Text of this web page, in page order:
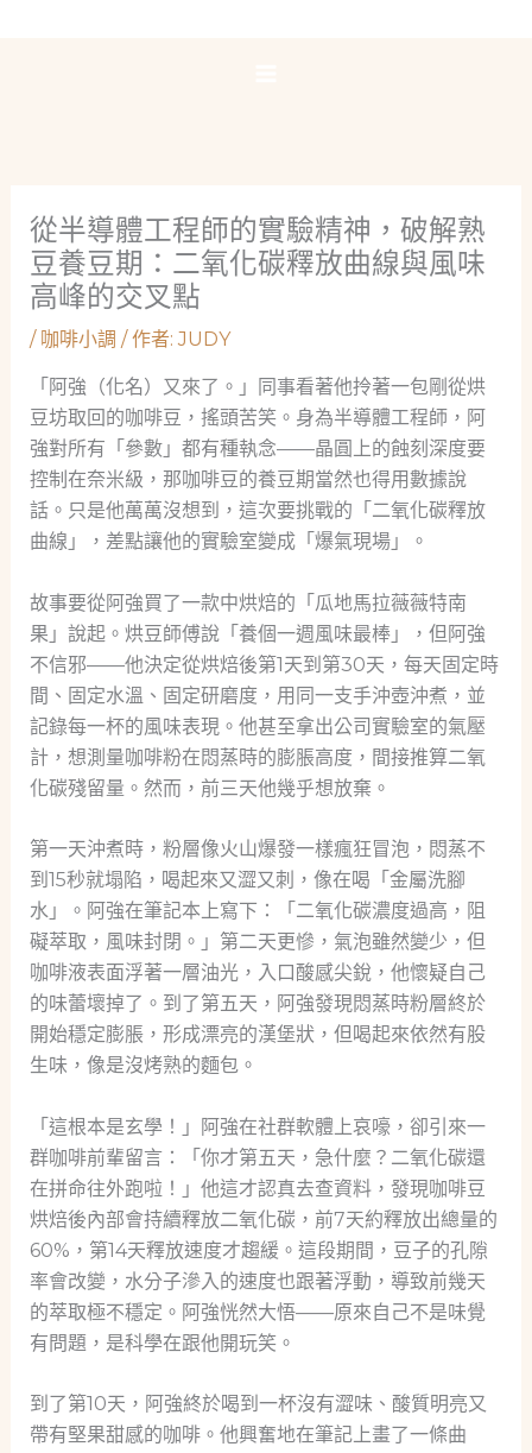
從半導體工程師的實驗精神，破解熟
豆養豆期：二氧化碳釋放曲線與風味
高峰的交叉點
/ 咖啡小調 / 作者:JUDY
「阿強（化名）又來了。」同事看著他拎著一包剛從烘
豆坊取回的咖啡豆，搖頭苦笑。身為半導體工程師，阿
強對所有「參數」都有種執念——晶圓上的蝕刻深度要
控制在奈米級，那咖啡豆的養豆期當然也得用數據說
話。只是他萬萬沒想到，這次要挑戰的「二氧化碳釋放
曲線」，差點讓他的實驗室變成「爆氣現場」。
故事要從阿強買了一款中烘焙的「瓜地馬拉薇薇特南
果」說起。烘豆師傅說「養個一週風味最棒」，但阿強
不信邪——他決定從烘焙後第1天到第30天，每天固定時
間、固定水溫、固定研磨度，用同一支手沖壺沖煮，並
記錄每一杯的風味表現。他甚至拿出公司實驗室的氣壓
計，想測量咖啡粉在悶蒸時的膨脹高度，間接推算二氧
化碳殘留量。然而，前三天他幾乎想放棄。
第一天沖煮時，粉層像火山爆發一樣瘋狂冒泡，悶蒸不
到15秒就塌陷，喝起來又澀又刺，像在喝「金屬洗腳
水」。阿強在筆記本上寫下：「二氧化碳濃度過高，阻
礙萃取，風味封閉。」第二天更慘，氣泡雖然變少，但
咖啡液表面浮著一層油光，入口酸感尖銳，他懷疑自己
的味蕾壞掉了。到了第五天，阿強發現悶蒸時粉層終於
開始穩定膨脹，形成漂亮的漢堡狀，但喝起來依然有股
生味，像是沒烤熟的麵包。
「這根本是玄學！」阿強在社群軟體上哀嚎，卻引來一
群咖啡前輩留言：「你才第五天，急什麼？二氧化碳還
在拼命往外跑啦！」他這才認真去查資料，發現咖啡豆
烘焙後內部會持續釋放二氧化碳，前7天約釋放出總量的
60%，第14天釋放速度才趨緩。這段期間，豆子的孔隙
率會改變，水分子滲入的速度也跟著浮動，導致前幾天
的萃取極不穩定。阿強恍然大悟——原來自己不是味覺
有問題，是科學在跟他開玩笑。
到了第10天，阿強終於喝到一杯沒有澀味、酸質明亮又
帶有堅果甜感的咖啡。他興奮地在筆記上畫了一條曲